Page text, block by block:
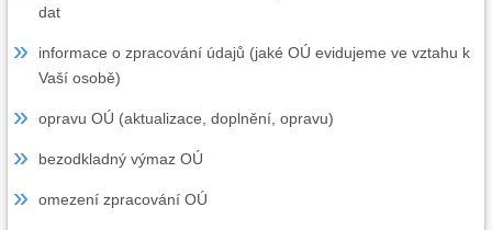
dat
informace o zpracování údajů (jaké OÚ evidujeme ve vztahu k
Vaší osobě)
opravu OÚ (aktualizace, doplnění, opravu)
bezodkladný výmaz OÚ
omezení zpracování OÚ